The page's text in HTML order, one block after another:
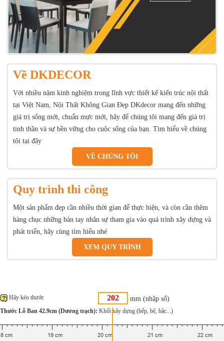
Về DKDECOR
Với nhiều năm kinh nghiệm trong lĩnh vực thiết kế kiến trúc nội thất
tại Việt Nam, Nội Thất Không Gian Đẹp DKdecor mang đến những
giá trị sống mới, chuẩn mực mới, hãy để chúng tôi mang đến giá trị
tinh thần và sự bền vững cho cuộc sống của bạn. Tìm hiểu về chúng
tôi tại đây
VỀ CHÚNG TÔI
Quy trình thi công
Một sản phẩm đẹp cần nhiều thời gian để thực hiện, và còn cần thêm
hàng chục những bàn tay nhân sự tham gia vào quá trình xây dựng và
phát triển, hãy cùng tìm hiểu nhé
XEM QUY TRÌNH
mm (nhập số)
Hãy kéo thước
Thước Lỗ Ban 42.9cm (Dương trạch): Khối xây dựng (bếp, bệ, bậc...)